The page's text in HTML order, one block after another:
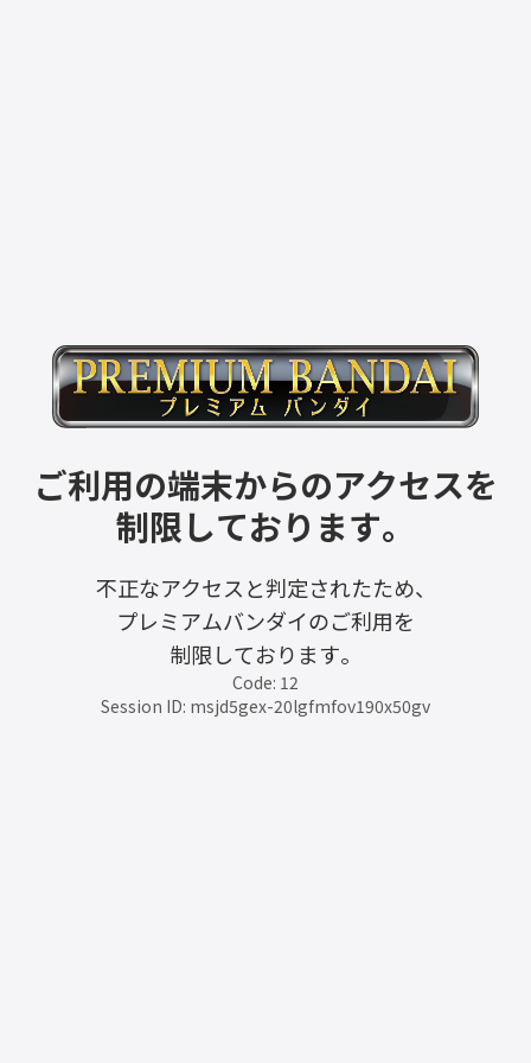
ご利用の端末からのアクセスを
制限しております。
不正なアクセスと判定されたため、
プレミアムバンダイのご利用を
制限しております。
Code: 12
Session ID: msjd5gex-20lgfmfov190x50gv